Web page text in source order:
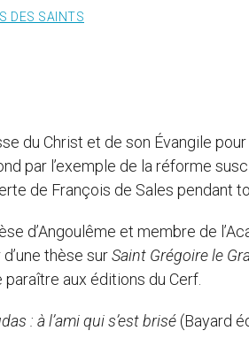
DES SAINTS
du Christ et de son Évangile
par l’exemple de la réforme
de François de Sales pendant
d’Angoulême et membre de
thèse surSaint Grégoire le
aux éditions du Cerf.
: à l’ami qui s’est brisé (Bayard